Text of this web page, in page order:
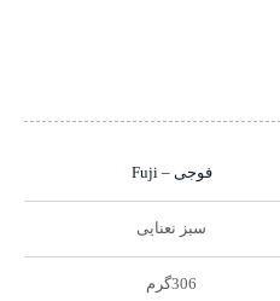
فوجی – Fuji
سبز نعنایی
306گرم